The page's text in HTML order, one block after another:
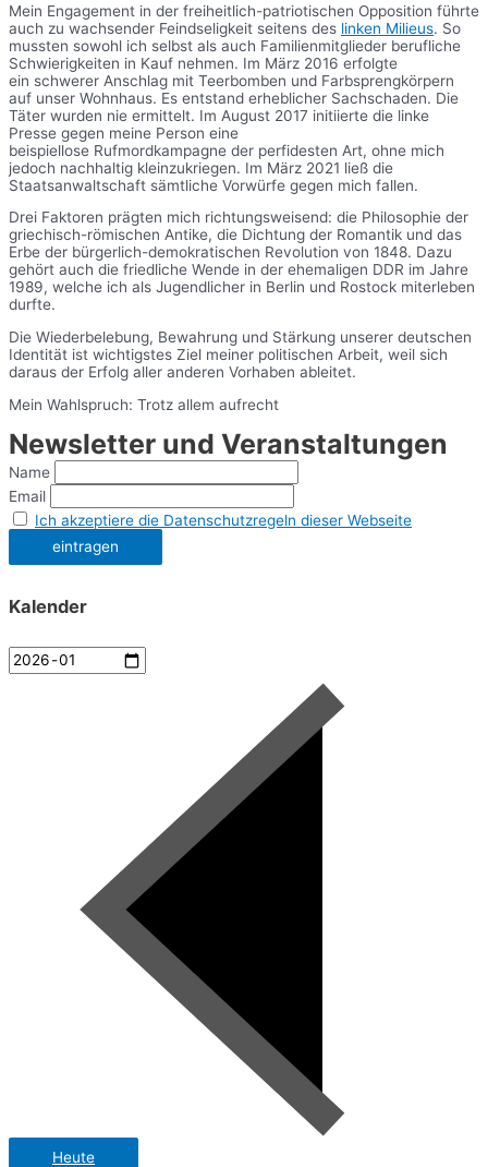
Mein Engagement in der freiheitlich-patriotischen Opposition führte
auch zu wachsender Feindseligkeit seitens des linken Milieus. So
mussten sowohl ich selbst als auch Familienmitglieder berufliche
Schwierigkeiten in Kauf nehmen. Im März 2016 erfolgte
ein schwerer Anschlag mit Teerbomben und Farbsprengkörpern
auf unser Wohnhaus. Es entstand erheblicher Sachschaden. Die
Täter wurden nie ermittelt. Im August 2017 initiierte die linke
Presse gegen meine Person eine
beispiellose Rufmordkampagne der perfidesten Art, ohne mich
jedoch nachhaltig kleinzukriegen. Im März 2021 ließ die
Staatsanwaltschaft sämtliche Vorwürfe gegen mich fallen.
Drei Faktoren prägten mich richtungsweisend: die Philosophie der
griechisch-römischen Antike, die Dichtung der Romantik und das
Erbe der bürgerlich-demokratischen Revolution von 1848. Dazu
gehört auch die friedliche Wende in der ehemaligen DDR im Jahre
1989, welche ich als Jugendlicher in Berlin und Rostock miterleben
durfte.
Die Wiederbelebung, Bewahrung und Stärkung unserer deutschen
Identität ist wichtigstes Ziel meiner politischen Arbeit, weil sich
daraus der Erfolg aller anderen Vorhaben ableitet.
Mein Wahlspruch: Trotz allem aufrecht
Newsletter und Veranstaltungen
Name
Email
Ich akzeptiere die Datenschutzregeln dieser Webseite
Kalender
Heute